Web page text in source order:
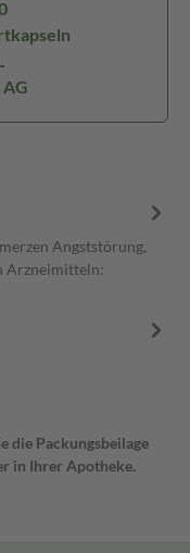
Angststörung,
Arzneimitteln:
die Packungsbeilage
in Ihrer Apotheke.